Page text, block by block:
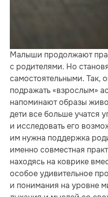
Малыши продолжают
с родителями. Но
самостоятельными. Так,
подражать «взрослым»
напоминают образы
дети все больше учатся
и исследовать его
им нужна поддержка
именно совместная
находясь на коврике
особое удивительное
и понимания на уровне